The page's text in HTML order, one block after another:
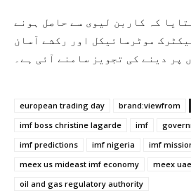
کہ کاربن لیوی سے حاصل ہونے
موٹرسائیکل اور رکشے آسان
پر دینے کی تجویز سامنے آئی ہے۔
brand:viewfrom
european trading day
imf
imf boss christine lagarde
imf
imf nigeria
imf predictions
meex
meex us mideast imf economy
oil and gas regulatory authority